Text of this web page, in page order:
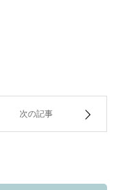
次の記事